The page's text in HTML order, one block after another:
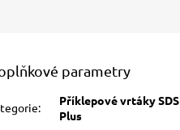
parametry
:
Příklepové vrtáky SDS
Plus